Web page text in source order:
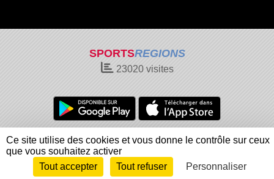
SPORTSREGIONS
23020visites
Charte cookies
Gestion des cookies
Informations légales
Signaler un contenu inapproprié
Envie de participer ?
Connexion
Ce site utilise des cookies et vous donne le contrôle sur ceux
que vous souhaitez activer
Tout accepter
Tout refuser Personnaliser